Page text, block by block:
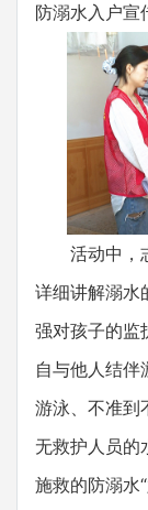
防溺水入户宣
活动中，志
详细讲解溺水
强对孩子的监
自与他人结伴
游泳、不准到
无救护人员的
施救的防溺水